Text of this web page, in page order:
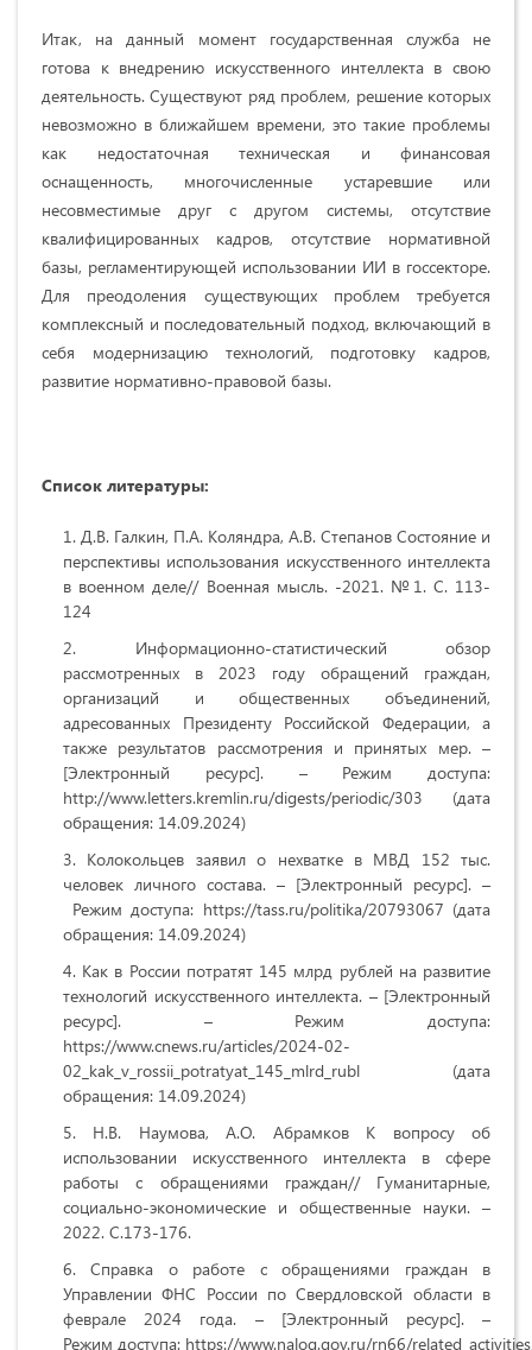
Итак, на данный момент государственная служба не
готова к внедрению искусственного интеллекта в свою
деятельность. Существуют ряд проблем, решение которых
невозможно в ближайшем времени, это такие проблемы
как недостаточная техническая и финансовая
оснащенность, многочисленные устаревшие или
несовместимые друг с другом системы, отсутствие
квалифицированных кадров, отсутствие нормативной
базы, регламентирующей использовании ИИ в госсекторе.
Для преодоления существующих проблем требуется
комплексный и последовательный подход, включающий в
себя модернизацию технологий, подготовку кадров,
развитие нормативно-правовой базы.
Список литературы:
Д.В. Галкин, П.А. Коляндра, А.В. Степанов Состояние и
перспективы использования искусственного интеллекта
в военном деле// Военная мысль. -2021. №1. С. 113-
124
Информационно-статистический обзор
рассмотренных в 2023 году обращений граждан,
организаций и общественных объединений,
адресованных Президенту Российской Федерации, а
также результатов рассмотрения и принятых мер. –
[Электронный ресурс]. – Режим доступа:
http://www.letters.kremlin.ru/digests/periodic/303 (дата
обращения: 14.09.2024)
Колокольцев заявил о нехватке в МВД 152 тыс.
человек личного состава. – [Электронный ресурс]. –
Режим доступа: https://tass.ru/politika/20793067 (дата
обращения: 14.09.2024)
Как в России потратят 145 млрд рублей на развитие
технологий искусственного интеллекта. – [Электронный
ресурс]. – Режим доступа:
https://www.cnews.ru/articles/2024-02-
02_kak_v_rossii_potratyat_145_mlrd_rubl (дата
обращения: 14.09.2024)
Н.В. Наумова, А.О. Абрамков К вопросу об
использовании искусственного интеллекта в сфере
работы с обращениями граждан// Гуманитарные,
социально-экономические и общественные науки. –
2022. С.173-176.
Справка о работе с обращениями граждан в
Управлении ФНС России по Свердловской области в
феврале 2024 года. – [Электронный ресурс]. –
Режим доступа: https://www.nalog.gov.ru/rn66/